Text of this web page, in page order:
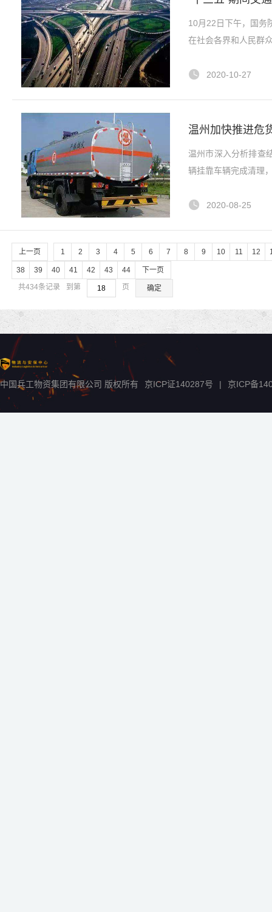
10月22日下午，国务
在社会各界和人民群
2020-10-27
温州加快推进危
温州市深入分析排查
辆挂靠车辆完成清理
2020-08-25
上一页 1 2 3 4 5 6 7 8 9 10 11 12
38 39 40 41 42 43 44
下一页
共434条记录
到第 页 确定
中国兵工物资集团有限公司 版权所有 京ICP证140287号 | 京ICP备